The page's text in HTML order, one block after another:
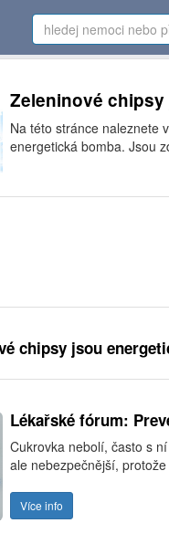
Zeleninové
Na této stránce naleznete
energetická bomba. Jsou
chipsy jsou
Lékařské fórum:
Cukrovka nebolí, často s
ale nebezpečnější,
Více info